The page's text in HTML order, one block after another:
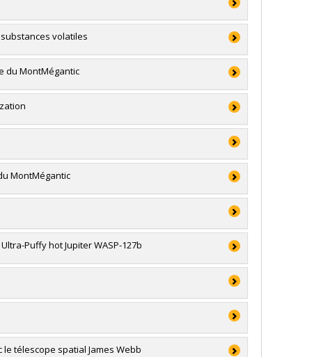
Perreault-Levasseur,Kenneth J Ragan,
,Martin Aube,
(FQRNT)
volatiles
du MontMégantic
génie du Canada (CRSNG)
(de 7 001 $ à 150 000 $)
MontMégantic
génie du Canada (CRSNG)
(de 7 001 $ à 150 000 $)
du Canada (CRSNG)
individuelle ou de groupe
Puffy hot Jupiter WASP-127b
télescope spatial James Webb